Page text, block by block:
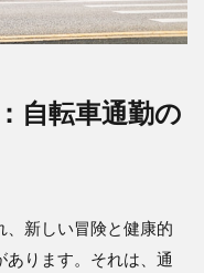
自転車通勤の
、新しい冒険と健康的
ります。それは、通